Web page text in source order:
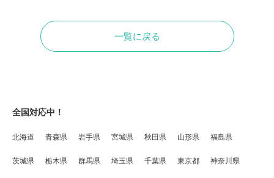
一覧に戻る
全国対応中！
北海道 青森県 岩手県 宮城県 秋田県 山形県 福島県
茨城県 栃木県 群馬県 埼玉県 千葉県 東京都 神奈川県